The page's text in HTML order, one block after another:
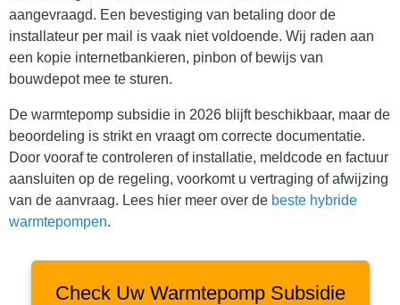
aangevraagd. Een bevestiging van betaling door de
installateur per mail is vaak niet voldoende. Wij raden aan
een kopie internetbankieren, pinbon of bewijs van
bouwdepot mee te sturen.
De warmtepomp subsidie in 2026 blijft beschikbaar, maar de
beoordeling is strikt en vraagt om correcte documentatie.
Door vooraf te controleren of installatie, meldcode en factuur
aansluiten op de regeling, voorkomt u vertraging of afwijzing
van de aanvraag. Lees hier meer over de beste hybride
warmtepompen.
Check Uw Warmtepomp Subsidie